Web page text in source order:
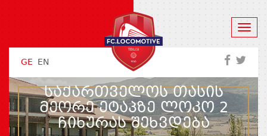
GE EN
ᲡᲐᲥᲐᲠᲗᲕᲔᲚᲝᲡ ᲗᲐᲡᲘᲡ
ᲛᲔᲝᲠᲔ ᲔᲢᲐᲞᲖᲔ ᲚᲝᲙᲝ 2
ᲩᲘᲮᲣᲠᲐᲡ ᲨᲔᲮᲕᲓᲔᲑᲐ